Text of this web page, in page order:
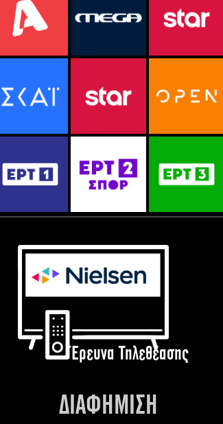
Έρευνα Τηλεθέασης
ΔΙΑΦΗΜΙΣΗ